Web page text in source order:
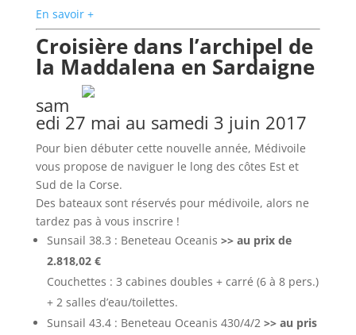
En savoir +
Croisière dans l’archipel de
la Maddalena en Sardaigne
sam
edi 27 mai au samedi 3 juin 2017
Pour bien débuter cette nouvelle année, Médivoile
vous propose de naviguer le long des côtes Est et
Sud de la Corse.
Des bateaux sont réservés pour médivoile, alors ne
tardez pas à vous inscrire !
Sunsail 38.3 : Beneteau Oceanis >> au prix de
2.818,02 €
Couchettes : 3 cabines doubles + carré (6 à 8 pers.)
+ 2 salles d’eau/toilettes.
Sunsail 43.4 : Beneteau Oceanis 430/4/2>> au pris